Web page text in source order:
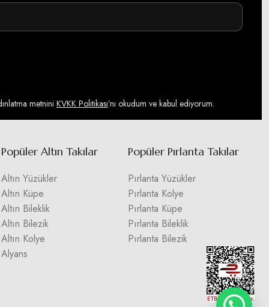
metnini KVKK Politikası’nı okudum ve kabul ediyorum.
Popüler Altın Takılar
Altın Yüzükler
Altın Küpe
Altın Bileklik
Altın Bilezik
Altın Kolye
Alyans
Popüler Pırlanta Takılar
Pırlanta Yüzükler
Pırlanta Kolye
Pırlanta Küpe
Pırlanta Bileklik
Pırlanta Bilezik